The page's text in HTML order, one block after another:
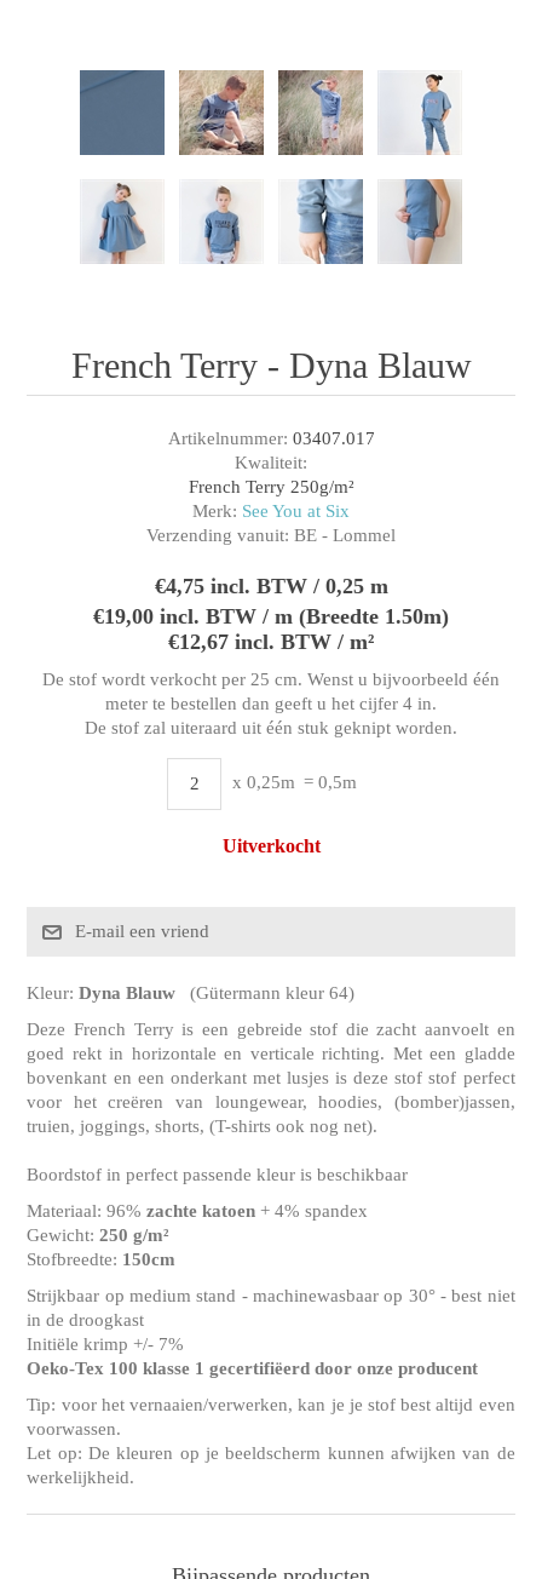
French Terry - Dyna Blauw
Artikelnummer: 03407.017
Kwaliteit:
French Terry 250g/m²
Merk: See You at Six
Verzending vanuit: BE - Lommel
€4,75 incl. BTW / 0,25 m
€19,00 incl. BTW / m (Breedte 1.50m)
€12,67 incl. BTW / m²
De stof wordt verkocht per 25 cm. Wenst u bijvoorbeeld één
meter te bestellen dan geeft u het cijfer 4 in.
De stof zal uiteraard uit één stuk geknipt worden.
x 0,25m = 0,5m
Uitverkocht
Kleur:Dyna Blauw
(Gütermann kleur 64)
Deze French Terry is een gebreide stof die zacht aanvoelt en
goed rekt in horizontale en verticale richting. Met een gladde
bovenkant en een onderkant met lusjes is deze stof stof perfect
voor het creëren van loungewear, hoodies, (bomber)jassen,
truien, joggings, shorts, (T-shirts ook nog net).
Boordstof in perfect passende kleur is beschikbaar
Materiaal: 96%zachte katoen + 4% spandex
Gewicht:250 g/m²
Stofbreedte: 150cm
Strijkbaar op medium stand - machinewasbaar op 30° - best niet
in de droogkast
Initiële krimp +/- 7%
Oeko-Tex 100 klasse 1 gecertifiëerd door onze producent
Tip: voor het vernaaien/verwerken, kan je je stof best altijd even
voorwassen.
Let op: De kleuren op je beeldscherm kunnen afwijken van de
werkelijkheid.